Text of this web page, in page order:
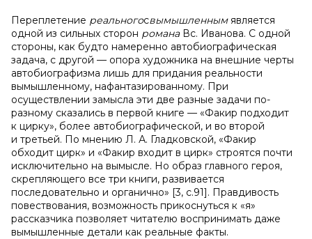
Переплетение реальногосвымышленнымявляется
одной из сильных сторон романаВс. Иванова. С одной
стороны, как будто намеренно автобиографическая
задача, с другой — опора художника на внешние черты
автобиографизма лишь для придания реальности
вымышленному, нафантазированному. При
осуществлении замысла эти две разные задачи по-
разному сказались в первой книге — «Факир подходит
к цирку», более автобиографической, и во второй
и третьей. По мнению Л. А. Гладковской, «Факир
обходит цирк» и «Факир входит в цирк» строятся почти
исключительно на вымысле. Но образ главного героя,
скрепляющего все три книги, развивается
последовательно и органично» [3, с.91]. Правдивость
повествования, возможность прикоснуться к «я»
рассказчика позволяет читателю воспринимать даже
вымышленные детали как реальные факты.